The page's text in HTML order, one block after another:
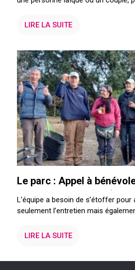
LIRE LA SUITE
Le parc : Appel à
L’équipe a besoin de s’étoffer pour
seulement l’entretien mais
LIRE LA SUITE